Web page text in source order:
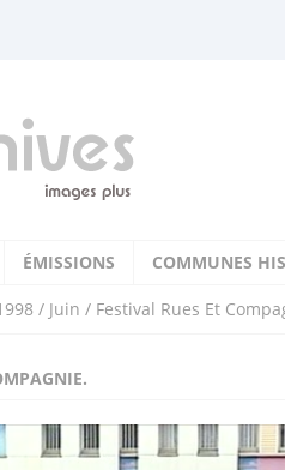
ÉMISSIONS COMMUNES
/ Juin / Festival Rues Et